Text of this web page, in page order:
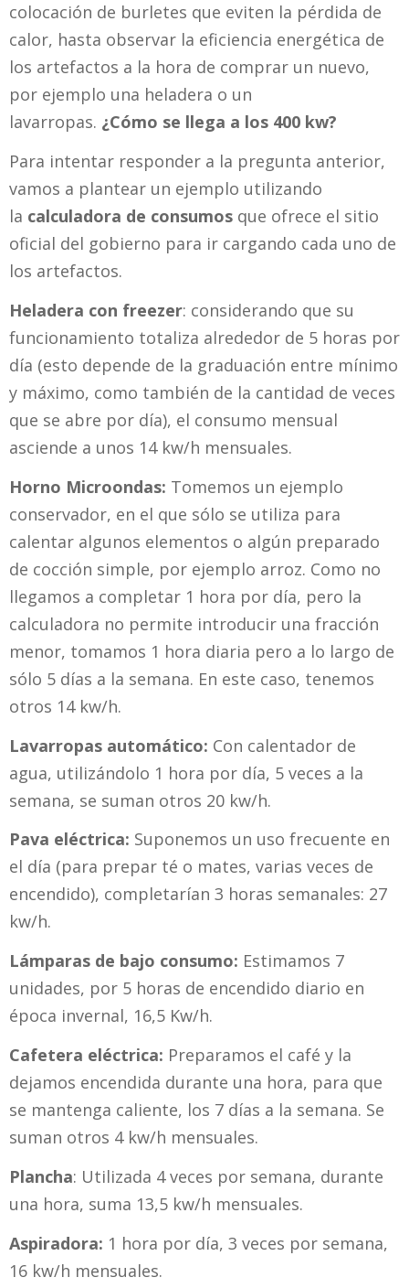
colocación de burletes que eviten la pérdida de
calor, hasta observar la eficiencia energética de
los artefactos a la hora de comprar un nuevo,
por ejemplo una heladera o un
lavarropas. ¿Cómo se llega a los 400 kw?
Para intentar responder a la pregunta anterior,
vamos a plantear un ejemplo utilizando
la calculadora de consumos que ofrece el sitio
oficial del gobierno para ir cargando cada uno de
los artefactos.
Heladera con freezer: considerando que su
funcionamiento totaliza alrededor de 5 horas por
día (esto depende de la graduación entre mínimo
y máximo, como también de la cantidad de veces
que se abre por día), el consumo mensual
asciende a unos 14 kw/h mensuales.
Horno Microondas: Tomemos un ejemplo
conservador, en el que sólo se utiliza para
calentar algunos elementos o algún preparado
de cocción simple, por ejemplo arroz. Como no
llegamos a completar 1 hora por día, pero la
calculadora no permite introducir una fracción
menor, tomamos 1 hora diaria pero a lo largo de
sólo 5 días a la semana. En este caso, tenemos
otros 14 kw/h.
Lavarropas automático: Con calentador de
agua, utilizándolo 1 hora por día, 5 veces a la
semana, se suman otros 20 kw/h.
Pava eléctrica: Suponemos un uso frecuente en
el día (para prepar té o mates, varias veces de
encendido), completarían 3 horas semanales: 27
kw/h.
Lámparas de bajo consumo: Estimamos 7
unidades, por 5 horas de encendido diario en
época invernal, 16,5 Kw/h.
Cafetera eléctrica: Preparamos el café y la
dejamos encendida durante una hora, para que
se mantenga caliente, los 7 días a la semana. Se
suman otros 4 kw/h mensuales.
Plancha: Utilizada 4 veces por semana, durante
una hora, suma 13,5 kw/h mensuales.
Aspiradora: 1 hora por día, 3 veces por semana,
16 kw/h mensuales.